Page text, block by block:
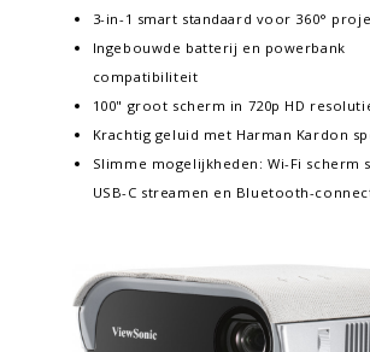
3-in-1 smart standaard voor 360°
Ingebouwde batterij en powerbank
compatibiliteit
100" groot scherm in 720p HD
Krachtig geluid met Harman Kardon
Slimme mogelijkheden: Wi-Fi scherm
USB-C streamen en Bluetooth-